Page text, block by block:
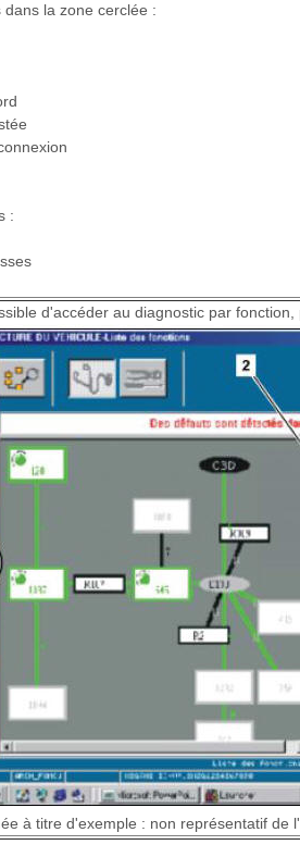
dans la zone cerclée :
:
d'accéder au diagnostic par
à titre d'exemple : non représentatif de